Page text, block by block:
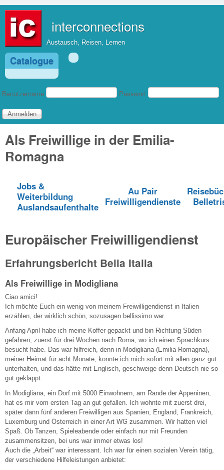
interconnections
Austausch, Reisen, Lernen
Catalogue
Benutzeranmeldung
Benutzername Passwort
Als Freiwillige in der Emilia-
Romagna
Jobs &
Weiterbildung
Auslandsaufenthalte
Au Pair
Freiwilligendienste
Europäischer Freiwilligendienst
Erfahrungsbericht Bella Italia
Als Freiwillige in Modigliana
Ciao amici!
Ich möchte Euch ein wenig von meinem Freiwilligendienst in Italien
erzählen, der wirklich schön, sozusagen bellissimo war.
Anfang April habe ich meine Koffer gepackt und bin Richtung Süden
gefahren; zuerst für drei Wochen nach Roma, wo ich einen Sprachkurs
besucht habe. Das war hilfreich, denn in Modigliana (Emilia-Romagna),
meiner Heimat für acht Monate, konnte ich mich sofort mit allen ganz gut
unterhalten, und das hätte mit Englisch, geschweige denn Deutsch nie so
gut geklappt.
In Modigliana, ein Dorf mit 5000 Einwohnern, am Rande der Appeninen,
hat es mir vom ersten Tag an gut gefallen. Ich wohnte mit zuerst drei,
später dann fünf anderen Freiwilligen aus Spanien, England, Frankreich,
Luxemburg und Österreich in einer Art WG zusammen. Wir hatten viel
Spaß. Ob Tanzen, Spieleabende oder einfach nur mit Freunden
zusammensitzen, bei uns war immer etwas los!
Auch die „Arbeit“ war interessant. Ich war für einen sozialen Verein tätig,
der verschiedene Hilfeleistungen anbietet: